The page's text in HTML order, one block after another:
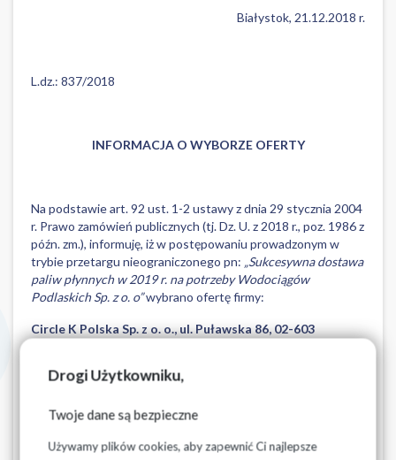
Drogi Użytkowniku,
Twoje dane są bezpieczne
Używamy plików cookies, aby zapewnić Ci najlepsze
Białystok, 21.12.2018 r.
L.dz.: 837/2018
INFORMACJA O WYBORZE OFERTY
Na podstawie art. 92 ust. 1-2 ustawy z dnia 29 stycznia 2004
r. Prawo zamówień publicznych (tj. Dz. U. z 2018 r., poz. 1986 z
późn. zm.), informuję, iż w postępowaniu prowadzonym w
trybie przetargu nieograniczonego pn: „Sukcesywna dostawa
paliw płynnych w 2019 r. na potrzeby Wodociągów
Podlaskich Sp. z o. o”wybrano ofertę firmy:
Circle K Polska Sp. z o. o., ul. Puławska 86, 02-603
Szczegóły z wyboru najkorzystniejszej oferty do pobrania